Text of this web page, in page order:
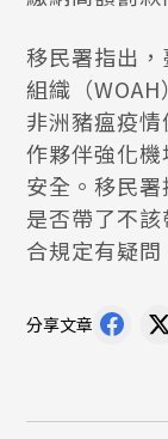
移民署指出
組織（
非洲豬瘟疫
作夥伴強化
安全。移民
是否帶了不
合規定有疑
分享文章